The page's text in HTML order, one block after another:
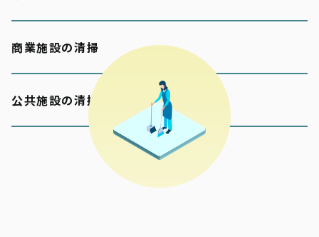
商業施設の清掃
公共施設の清掃